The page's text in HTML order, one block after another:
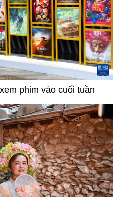
phim vào cuối tuần